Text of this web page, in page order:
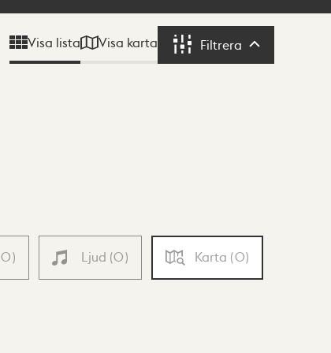
Visa lista Visa karta Filtrera Filtrera
0) Ljud (0) Karta (0)